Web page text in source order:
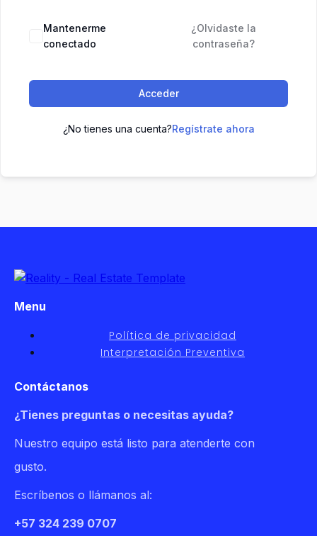
Mantenerme
conectado
¿Olvidaste la
contraseña?
Acceder
¿No tienes una cuenta?Regístrate ahora
Menu
Política de privacidad
Interpretación Preventiva
Contáctanos
¿Tienes preguntas o necesitas ayuda?
Nuestro equipo está listo para atenderte con
gusto.
Escríbenos o llámanos al:
+57 324 239 0707